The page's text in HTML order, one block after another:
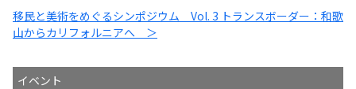
移民と美術をめぐるシンポジウム Vol. 3 トランスボーダー：和歌
山からカリフォルニアへ ＞
イベント